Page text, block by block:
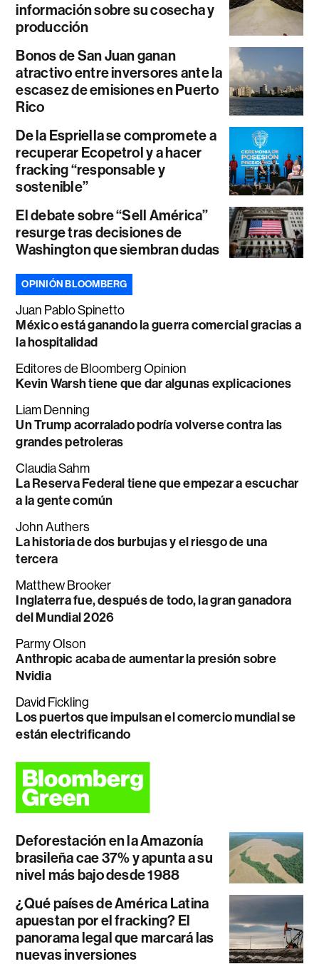
información sobre su cosecha y
producción
Bonos de San Juan ganan
atractivo entre inversores ante la
escasez de emisiones en Puerto
Rico
De la Espriella se compromete a
recuperar Ecopetrol y a hacer
fracking “responsable y
sostenible”
El debate sobre “Sell América”
resurge tras decisiones de
Washington que siembran dudas
OPINIÓN BLOOMBERG
Juan Pablo Spinetto
México está ganando la guerra comercial gracias a
la hospitalidad
Editores de Bloomberg Opinion
Kevin Warsh tiene que dar algunas explicaciones
Liam Denning
Un Trump acorralado podría volverse contra las
grandes petroleras
Claudia Sahm
La Reserva Federal tiene que empezar a escuchar
a la gente común
John Authers
La historia de dos burbujas y el riesgo de una
tercera
Matthew Brooker
Inglaterra fue, después de todo, la gran ganadora
del Mundial 2026
Parmy Olson
Anthropic acaba de aumentar la presión sobre
Nvidia
David Fickling
Los puertos que impulsan el comercio mundial se
están electrificando
Deforestación en la Amazonía
brasileña cae 37% y apunta a su
nivel más bajo desde 1988
¿Qué países de América Latina
apuestan por el fracking? El
panorama legal que marcará las
nuevas inversiones